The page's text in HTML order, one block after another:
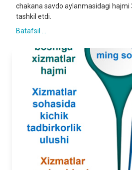
chakana savdo aylanmasidagi hajmi
tashkil etdi.
Batafsil ...